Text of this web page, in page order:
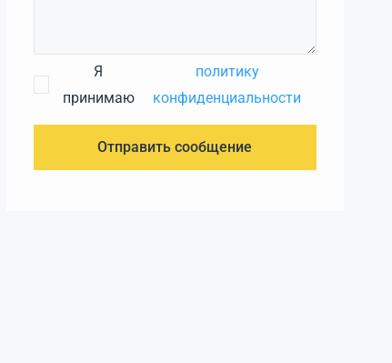
Я
принимаю
политику
конфиденциальности
Отправить сообщение